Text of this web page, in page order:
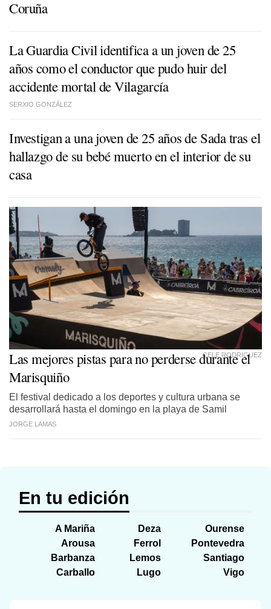
Coruña
La Guardia Civil identifica a un joven de 25
años como el conductor que pudo huir del
accidente mortal de Vilagarcía
SERXIO GONZÁLEZ
Investigan a una joven de 25 años de Sada tras el
hallazgo de su bebé muerto en el interior de su
casa
CELE RODRIGUEZ
Las mejores pistas para no perderse durante el
Marisquiño
El festival dedicado a los deportes y cultura urbana se
desarrollará hasta el domingo en la playa de Samil
JORGE LAMAS
En tu edición
A Mariña
Arousa
Barbanza
Carballo
Deza
Ferrol
Lemos
Lugo
Ourense
Pontevedra
Santiago
Vigo